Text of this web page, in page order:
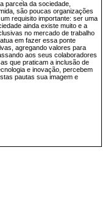
parcela da sociedade,
são poucas organizações
requisito importante: ser uma
ainda existe muito e a
no mercado de trabalho
em fazer essa ponte
agregando valores para
aos seus colaboradores
que praticam a inclusão de
e inovação, percebem
pautas sua imagem e